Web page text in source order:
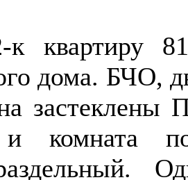
к квартиру
дома. БЧО,
застеклены
комната